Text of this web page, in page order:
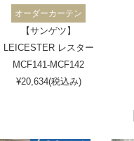
オーダーカーテン
【サンゲツ】
LEICESTER レスター
MCF141-MCF142
¥20,634(税込み)